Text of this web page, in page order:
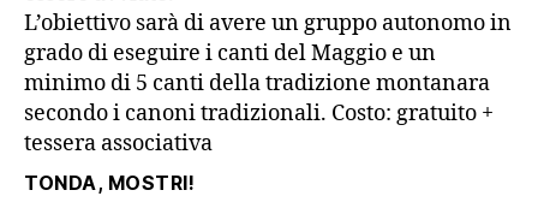
L’obiettivo sarà di avere un gruppo autonomo in
grado di eseguire i canti del Maggio e un
minimo di 5 canti della tradizione montanara
secondo i canoni tradizionali. Costo: gratuito +
tessera associativa
TONDA, MOSTRI!